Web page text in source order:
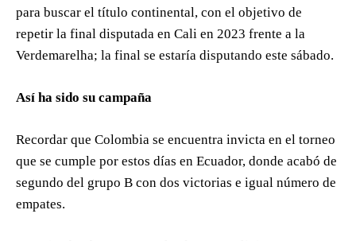
para buscar el título continental, con el objetivo de
repetir la final disputada en Cali en 2023 frente a la
Verdemarelha; la final se estaría disputando este sábado.
Así ha sido su campaña
Recordar que Colombia se encuentra invicta en el torneo
que se cumple por estos días en Ecuador, donde acabó de
segundo del grupo B con dos victorias e igual número de
empates.